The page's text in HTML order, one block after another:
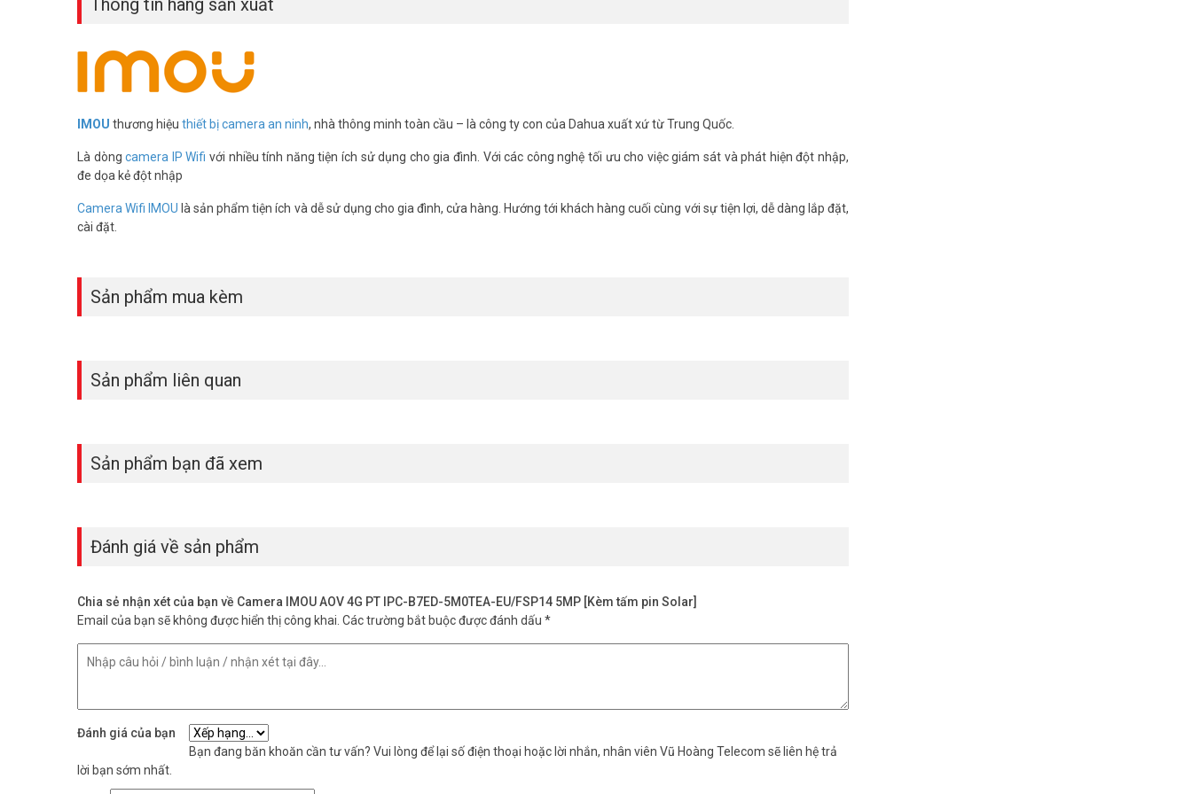
AI thông minh, chống nước bền bỉ
Tích hợp AI phát hiện người/xe, camera IP ngoài trời chống nước IMOU giảm báo động giả. Auto Tracking tự động bám đuổi chuyển động.
IMOU thương hiệu thiết bị camera an ninh, nhà thông minh toàn cầu – là công ty con của Dahua xuất xứ từ Trung Quốc.
Là dòngcamera IP Wifi với nhiều tính năng tiện ích sử dụng cho gia đình. Với các công nghệ tối ưu cho việc giám sát và phát hiện đột nhập,
đe dọa kẻ đột nhập
Camera Wifi IMOU là sản phẩm tiện ích và dễ sử dụng cho gia đình, cửa hàng. Hướng tới khách hàng cuối cùng với sự tiện lợi, dễ dàng lắp đặt,
cài đặt.
Sản phẩm mua kèm
Sản phẩm liên quan
Sản phẩm bạn đã xem
Đánh giá về sản phẩm
Chia sẻ nhận xét của bạn về Camera IMOU AOV 4G PT IPC-B7ED-5M0TEA-EU/FSP14 5MP [Kèm tấm pin Solar]
Email của bạn sẽ không được hiển thị công khai. Các trường bắt buộc được đánh dấu *
Đánh giá của bạn
Bạn đang băn khoăn cần tư vấn? Vui lòng để lại số điện thoại hoặc lời nhắn, nhân viên Vũ Hoàng Telecom sẽ liên hệ trả
lời bạn sớm nhất.